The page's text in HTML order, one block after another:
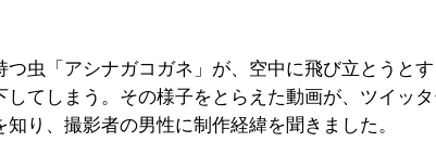
つ虫「アシナガコガネ」が、空中に飛び立とうと
してしまう。その様子をとらえた動画が、ツイッ
り、撮影者の男性に制作経緯を聞きました。